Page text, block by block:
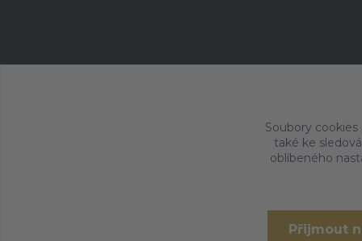
Soubory
také ke
oblíbeného
Přijmout